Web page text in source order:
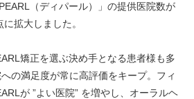
（ディパール）」の​​提供医院数が
拡大しました。
矯正を選ぶ決め手となる患者様も多
の満足度が常に高評価をキープ。フィ
が ”よい医院” を増やし、オーラルヘ